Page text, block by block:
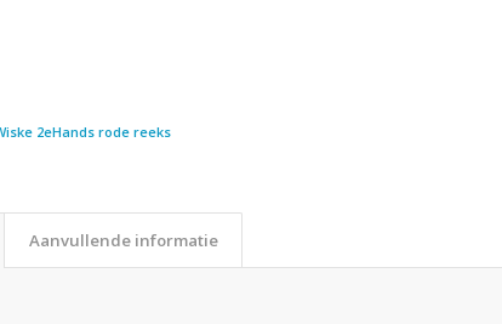
2eHands rode reeks
Aanvullende informatie